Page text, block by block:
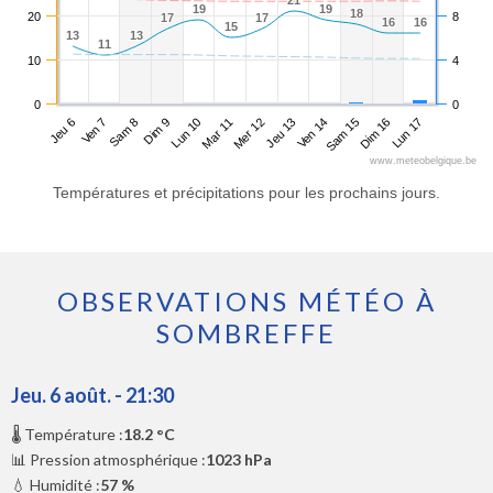
13
13
11
11
13
13
17
17
19
19
15
15
17
17
19
19 18
18
16
16 16
16
Jeu 6 Ven 7Sam 8Dim 9Lun 10Mar 11Mer 12Jeu 13Ven 14Sam 15Dim 16Lun 17
0
10
20
0
4
8
www.meteobelgique.be
Températures et précipitations pour les prochains jours.
OBSERVATIONS MÉTÉO À
SOMBREFFE
Jeu. 6 août. - 21:30
🌡️ Température :18.2 °C
📊 Pression atmosphérique :1023 hPa
💧 Humidité :57 %